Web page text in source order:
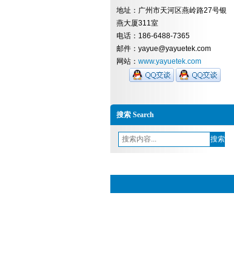
地址：广州市天河区燕岭路27号银
燕大厦311室
电话：186-6488-7365
邮件：yayue@yayuetek.com
网站： www.yayuetek.com
搜索 Search